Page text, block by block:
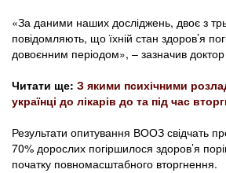
«За даними наших досліджень, двоє з
повідомляють, що їхній стан здоров’я
довоєнним періодом», – зазначив доктор
Читати ще: З якими психічними
українці до лікарів до та під час
Результати опитування ВООЗ свідчать
70% дорослих погіршилося здоров’я
початку повномасштабного вторгнення.